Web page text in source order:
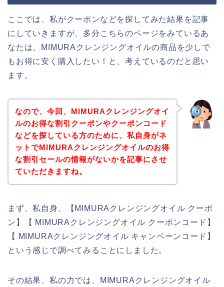
ここでは、私がクーポンなどを探してみた結果を記事
にしていきますが、多分こちらのページをみているあ
なたは、MIMURAクレンジングオイルの商品を少しで
もお得に安く購入したい！と、考えているのだと思い
ます。
なので、今回、MIMURAクレンジングオイ
ルのお得な割引クーポンやクーポンコード
などを探している方のために、私自身がネ
ットでMIMURAクレンジングオイルのお得
な割引セールの情報がないかを記事にさせ
ていただきますね。
まず、私自身、【MIMURAクレンジングオイル クーポ
ン】【 MIMURAクレンジングオイル クーポンコード】
【 MIMURAクレンジングオイル キャンペーンコード】
という感じで調べてみることにしました。
その結果、私の力では、MIMURAクレンジングオイル